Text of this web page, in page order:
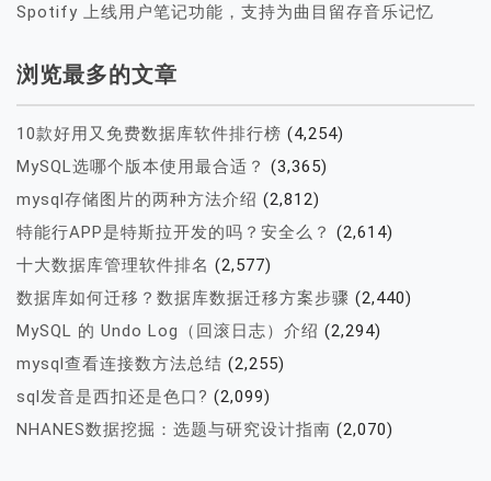
Spotify 上线用户笔记功能，支持为曲目留存音乐记忆
浏览最多的文章
10款好用又免费数据库软件排行榜 (4,254)
MySQL选哪个版本使用最合适？ (3,365)
mysql存储图片的两种方法介绍 (2,812)
特能行APP是特斯拉开发的吗？安全么？ (2,614)
十大数据库管理软件排名 (2,577)
数据库如何迁移？数据库数据迁移方案步骤 (2,440)
MySQL 的 Undo Log（回滚日志）介绍 (2,294)
mysql查看连接数方法总结 (2,255)
sql发音是西扣还是色口? (2,099)
NHANES数据挖掘：选题与研究设计指南 (2,070)